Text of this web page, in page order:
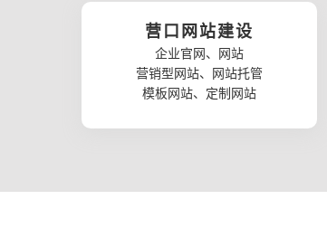
营口网站建设
企业官网、网站
营销型网站、网站托管
模板网站、定制网站